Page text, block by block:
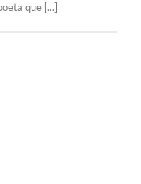
que [...]